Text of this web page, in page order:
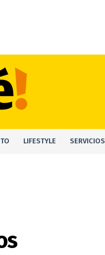
LIFESTYLE SERVICIOS